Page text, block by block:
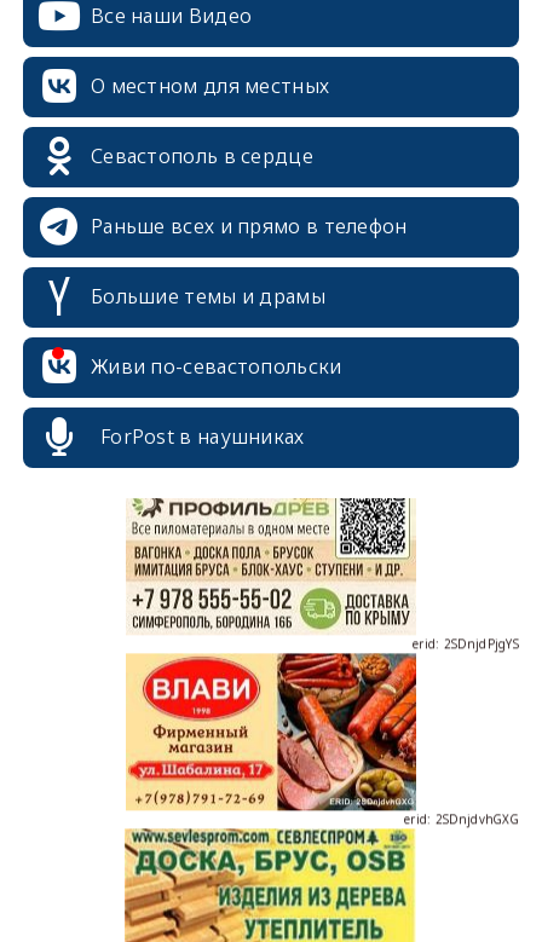
Все наши Видео
О местном для местных
Севастополь в сердце
Раньше всех и прямо в телефон
Большие темы и драмы
Живи по-севастопольски
ForPost в наушниках
erid: 2SDnjdPjgYS
erid: 2SDnjdvhGXG